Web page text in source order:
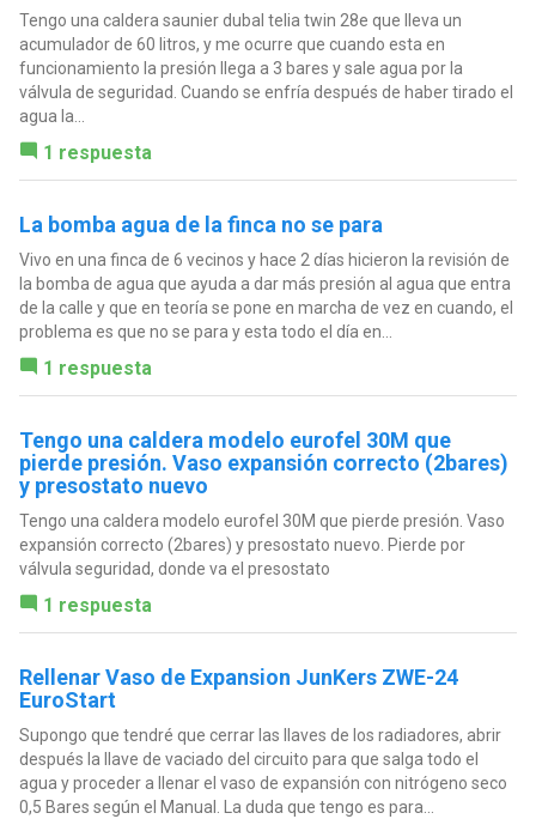
Tengo una caldera saunier dubal telia twin 28e que lleva un
acumulador de 60 litros, y me ocurre que cuando esta en
funcionamiento la presión llega a 3 bares y sale agua por la
válvula de seguridad. Cuando se enfría después de haber tirado el
agua la...
1 respuesta
La bomba agua de la finca no se para
Vivo en una finca de 6 vecinos y hace 2 días hicieron la revisión de
la bomba de agua que ayuda a dar más presión al agua que entra
de la calle y que en teoría se pone en marcha de vez en cuando, el
problema es que no se para y esta todo el día en...
1 respuesta
Tengo una caldera modelo eurofel 30M que
pierde presión. Vaso expansión correcto (2bares)
y presostato nuevo
Tengo una caldera modelo eurofel 30M que pierde presión. Vaso
expansión correcto (2bares) y presostato nuevo. Pierde por
válvula seguridad, donde va el presostato
1 respuesta
Rellenar Vaso de Expansion JunKers ZWE-24
EuroStart
Supongo que tendré que cerrar las llaves de los radiadores, abrir
después la llave de vaciado del circuito para que salga todo el
agua y proceder a llenar el vaso de expansión con nitrógeno seco
0,5 Bares según el Manual. La duda que tengo es para...